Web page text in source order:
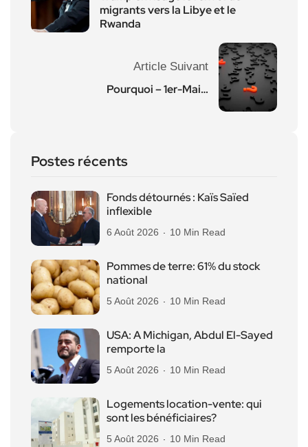
migrants vers la Libye et le
Rwanda
Article Suivant
Pourquoi – 1er-Mai…
Postes récents
Fonds détournés : Kaïs Saïed
inflexible
6 Août 2026 10 Min Read
Pommes de terre: 61% du stock
national
5 Août 2026 10 Min Read
USA: A Michigan, Abdul El-Sayed
remporte la
5 Août 2026 10 Min Read
Logements location-vente: qui
sont les bénéficiaires?
5 Août 2026 10 Min Read